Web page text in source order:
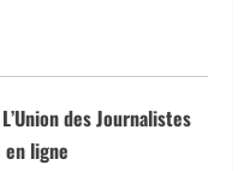
L’Union des Journalistes
ligne